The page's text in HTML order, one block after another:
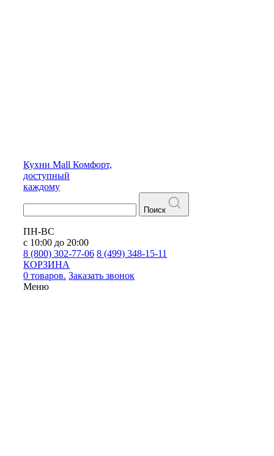
Кухни Mall Комфорт,
доступный
каждому
Поиск
ПН-ВС
с 10:00 до 20:00
8 (800) 302-77-06 8 (499) 348-15-11
КОРЗИНА
0 товаров. Заказать звонок
Меню